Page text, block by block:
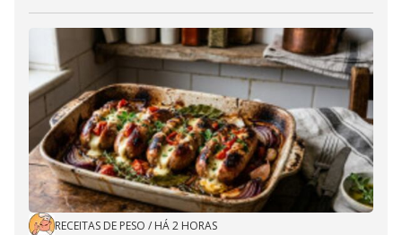
RECEITAS DE PESO / HÁ 2 HORAS